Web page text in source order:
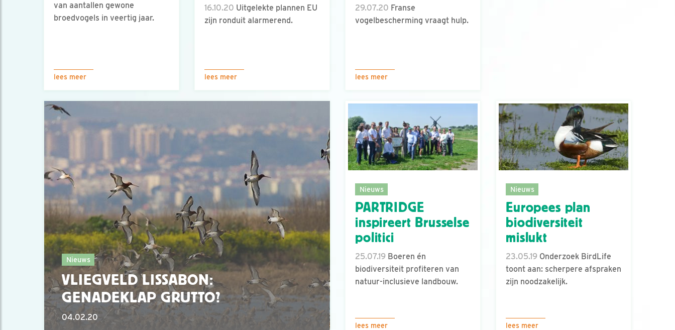
van aantallen gewone
broedvogels in veertig jaar.
lees meer
16.10.20 Uitgelekte plannen EU
zijn ronduit alarmerend.
lees meer
29.07.20 Franse
vogelbescherming vraagt hulp.
lees meer
Nieuws
VLIEGVELD LISSABON:
GENADEKLAP GRUTTO?
04.02.20
Nieuws
PARTRIDGE
inspireert Brusselse
politici
25.07.19 Boeren én
biodiversiteit profiteren van
natuur-inclusieve landbouw.
lees meer
Nieuws
Europees plan
biodiversiteit
mislukt
23.05.19 Onderzoek BirdLife
toont aan: scherpere afspraken
zijn noodzakelijk.
lees meer